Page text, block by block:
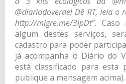
@diariodoverde! Dê RT, leia o
http://migre.me/3IpDt”. Caso
algum destes serviços,
cadastro para poder
já acompanha o Diário do
está classificado para esta
publique a mensagem